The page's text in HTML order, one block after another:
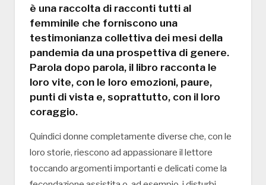
è una raccolta di racconti tutti al
femminile che forniscono una
testimonianza collettiva dei mesi della
pandemia da una prospettiva di genere.
Parola dopo parola, il libro racconta le
loro vite, con le loro emozioni, paure,
punti di vista e, soprattutto, con il loro
coraggio.
Quindici donne completamente diverse che, con le
loro storie, riescono ad appassionare il lettore
toccando argomenti importanti e delicati come la